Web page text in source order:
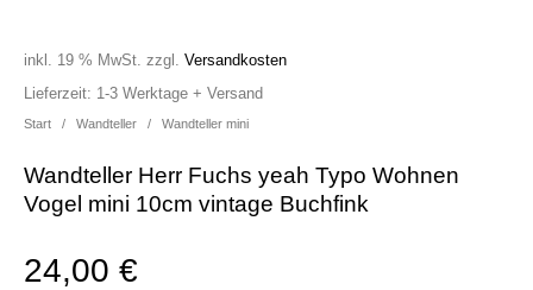
Poster&Notizbücher
für den Kopf
Start / Wandteller / Wandteller mini
Wandteller Herr Fuchs yeah Typo Wohnen
Vogel mini 10cm vintage Buchfink
24,00€
inkl. 19 % MwSt. zzgl.Versandkosten
Lieferzeit: 1-3 Werktage + Versand